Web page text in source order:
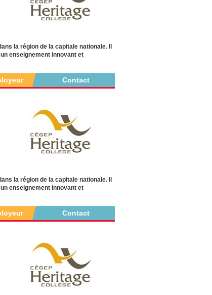
la région de la capitale nationale. Il
enseignement innovant et
Contact
la région de la capitale nationale. Il
enseignement innovant et
Contact